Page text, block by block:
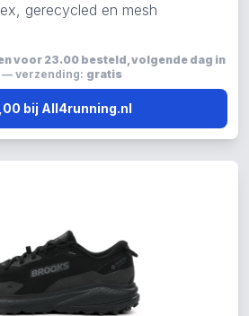
gerecycled en mesh
voor 23.00 besteld, volgende dag in
verzending: gratis
bij All4running.nl